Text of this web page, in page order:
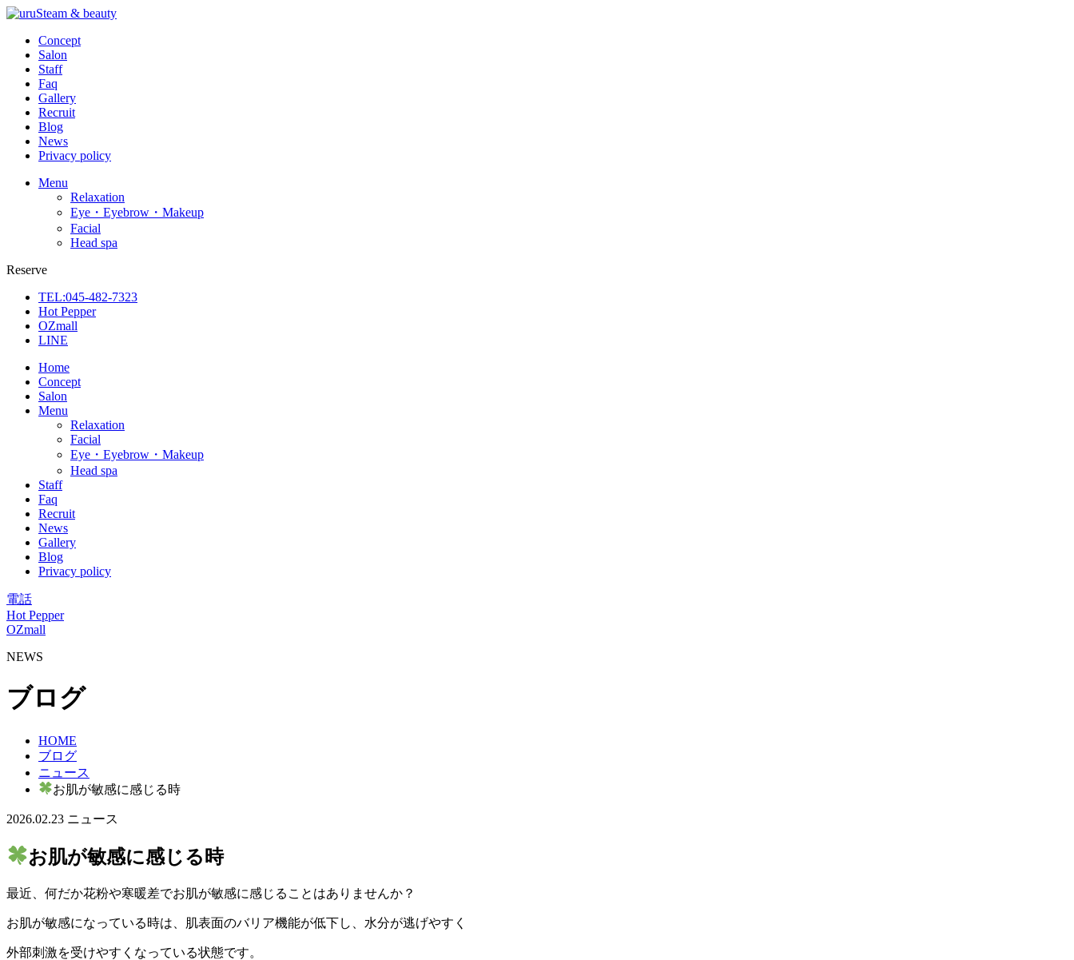
Concept
Salon
Staff
Faq
Gallery
Recruit
Blog
News
Privacy policy
Menu
Relaxation
Eye・Eyebrow・Makeup
Facial
Head spa
Reserve
TEL:045-482-7323
Hot Pepper
OZmall
LINE
Home
Concept
Salon
Menu
Relaxation
Facial
Eye・Eyebrow・Makeup
Head spa
Staff
Faq
Recruit
News
Gallery
Blog
Privacy policy
電話
Hot Pepper
OZmall
NEWS
ブログ
HOME
ブログ
ニュース
お肌が敏感に感じる時
2026.02.23 ニュース
お肌が敏感に感じる時
最近、何だか花粉や寒暖差でお肌が敏感に感じることはありませんか？
お肌が敏感になっている時は、肌表面のバリア機能が低下し、水分が逃げやすく
外部刺激を受けやすくなっている状態です。